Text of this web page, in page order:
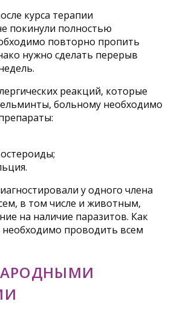
курса терапии
покинули полностью
повторно пропить
нужно сделать перерыв
реакций, которые
больному необходимо
у одного члена
в том числе и животным,
на наличие паразитов. Как
проводить всем